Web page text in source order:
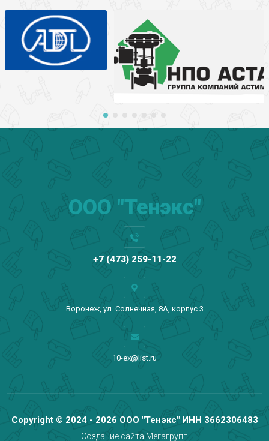
ООО "Тенэкс"
+7 (473) 259-11-22
Воронеж, ул. Солнечная, 8А, корпус 3
10-ex@list.ru
Copyright © 2024 - 2026 ООО "Тенэкс" ИНН 3662306483
Создание сайта Мегагрупп